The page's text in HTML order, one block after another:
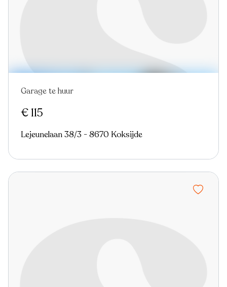
Nieuw
Garage te huur
€ 115
Lejeunelaan 38/3 - 8670 Koksijde